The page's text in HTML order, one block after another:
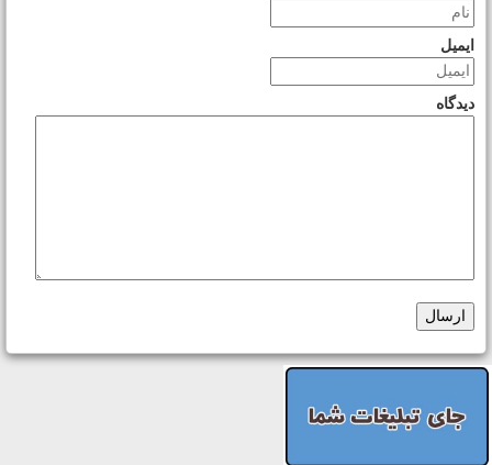
ایمیل
دیدگاه
ارسال